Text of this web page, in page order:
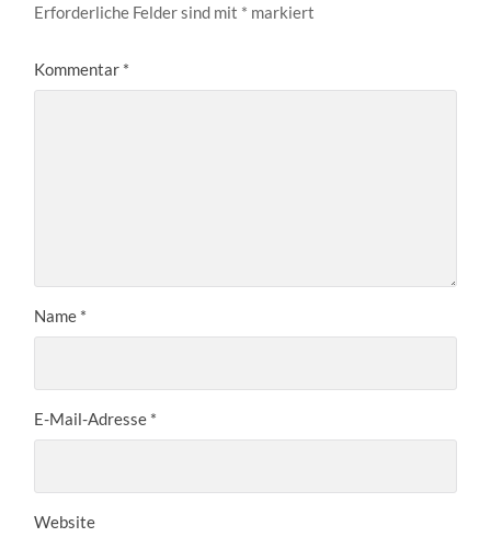
Erforderliche Felder sind mit * markiert
Kommentar *
Name *
E-Mail-Adresse *
Website